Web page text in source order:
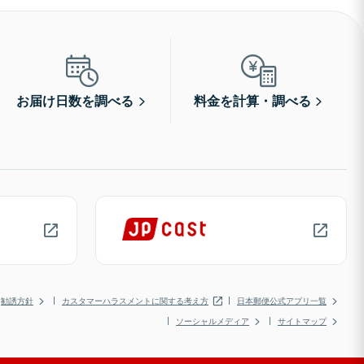
お届け日数を調べる 料金を計算・調べる
勧誘方針 カスタマーハラスメントに関する考え方
日本郵便公式アプリ一覧
ソーシャルメディア
サイトマップ